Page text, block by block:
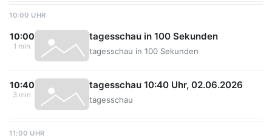
10:00 UHR
10:00
1 min
tagesschau in 100 Sekunden
tagesschau in 100 Sekunden
10:40
3 min
tagesschau 10:40 Uhr, 02.06.2026
tagesschau
11:00 UHR